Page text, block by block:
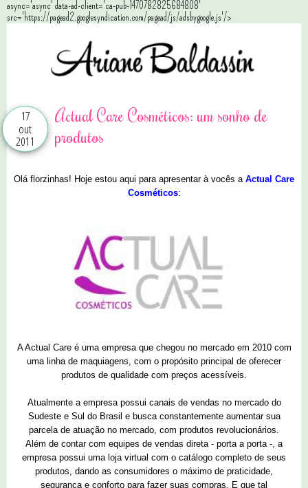
async='async' data-ad-client='ca-pub-1470782825684808'
src='https://pagead2.googlesyndication.com/pagead/js/adsbygoogle.js'/>
17
out
2011
Actual Care Cosméticos: um sonho de
produtos
Olá florzinhas! Hoje estou aqui para apresentar à vocês a Actual Care
Cosméticos:
A Actual Care é uma empresa que chegou no mercado em 2010 com
uma linha de maquiagens, com o propósito principal de oferecer
produtos de qualidade com preços acessíveis.
Atualmente a empresa possui canais de vendas no mercado do
Sudeste e Sul do Brasil e busca constantemente aumentar sua
parcela de atuação no mercado, com produtos revolucionários.
Além de contar com equipes de vendas direta - porta a porta -, a
empresa possui uma loja virtual com o catálogo completo de seus
produtos, dando as consumidores o máximo de praticidade,
segurança e conforto para fazer suas compras. E que tal